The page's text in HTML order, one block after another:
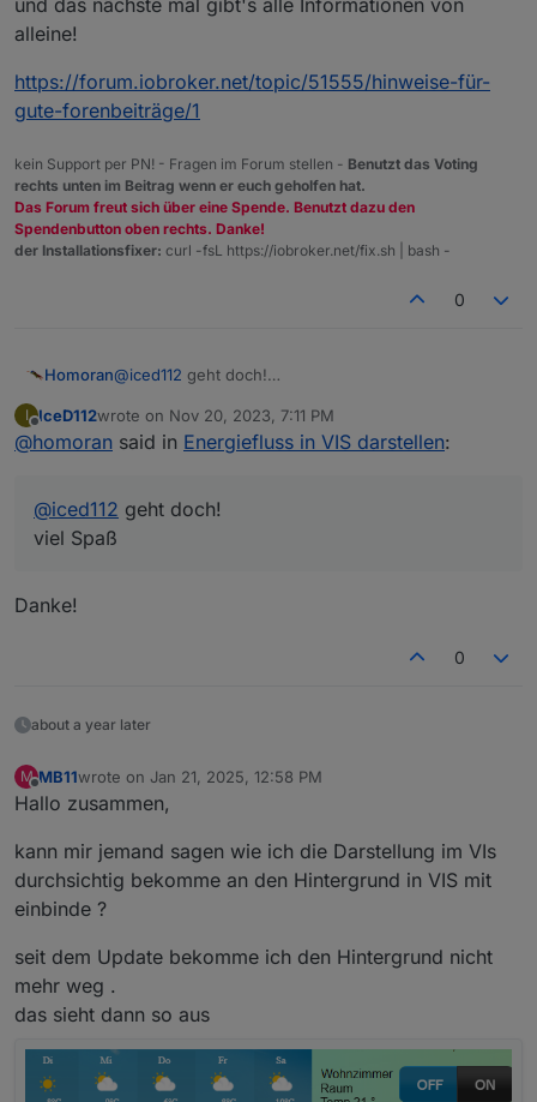
alleine!
https://forum.iobroker.net/topic/51555/hinweise-für-
gute-forenbeiträge/1
kein Support per PN! - Fragen im Forum stellen - Benutzt das Voting
rechts unten im Beitrag wenn er euch geholfen hat.
Das Forum freut sich über eine Spende. Benutzt dazu den
Spendenbutton oben rechts. Danke!
der Installationsfixer: curl -fsL https://iobroker.net/fix.sh | bash -
0
Homoran@iced112 geht doch!
und das nächste mal gibt's alle Informationen von
alleine!
I
Offline
IceD112wrote on Nov 20, 2023, 7:11 PM
last edited by
@homoran said in Energiefluss in VIS darstellen:
@iced112 geht doch!
viel Spaß
Danke!
0
about a year later
M
Offline
MB11wrote on Jan 21, 2025, 12:58 PM
last edited by
Hallo zusammen,
kann mir jemand sagen wie ich die Darstellung im VIs
durchsichtig bekomme an den Hintergrund in VIS mit
einbinde ?
seit dem Update bekomme ich den Hintergrund nicht
mehr weg .
das sieht dann so aus